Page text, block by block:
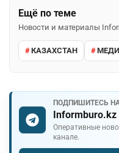
Ещё по теме
Новости и материалы
КАЗАХСТАН
ПОДПИШИТЕСЬ
Informburo.kz
Оперативные
канале.